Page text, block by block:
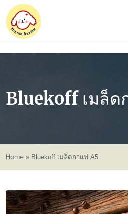
Bluekoff เมล็ด
Home » Bluekoff เมล็ดกาแฟ A5